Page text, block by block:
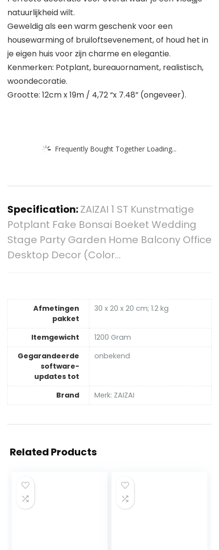
natuurlijkheid wilt.
Geweldig als een warm geschenk voor een
housewarming of bruiloftsevenement, of houd het in
je eigen huis voor zijn charme en elegantie.
Kenmerken: Potplant, bureauornament, realistisch,
woondecoratie.
Grootte: 12cm x 19m / 4,72 “x 7.48” (ongeveer).
Frequently Bought Together Loading...
Specification:ZAIZAI 1 ST Kunstmatige
Potplant Fake Bonsai Boeket Wedding
Stage Party Garden Home Balcony Office
Desktop Decor (Color…
Afmetingen
pakket
‎30 x 20 x 20 cm; 1.2 kg
Itemgewicht
‎1200 Gram
Gegarandeerde
software-
updates tot
‎onbekend
Brand Merk: ZAIZAI
Related Products